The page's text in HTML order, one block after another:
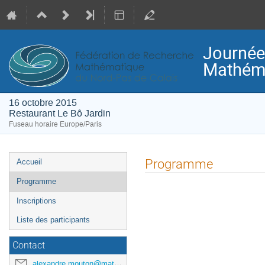
16 octobre 2015
Restaurant Le Bô Jardin
Fuseau horaire Europe/Paris
Menu
de
l'événement
Accueil
Programme
Inscriptions
Liste des participants
Contact
Programme